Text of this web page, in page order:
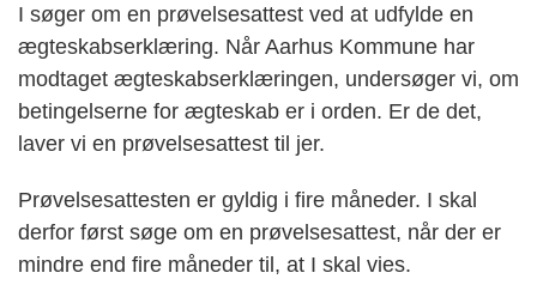
I søger om en prøvelsesattest ved at udfylde en
ægteskabserklæring. Når Aarhus Kommune har
modtaget ægteskabserklæringen, undersøger vi, om
betingelserne for ægteskab er i orden. Er de det,
laver vi en prøvelsesattest til jer.
Prøvelsesattesten er gyldig i fire måneder. I skal
derfor først søge om en prøvelsesattest, når der er
mindre end fire måneder til, at I skal vies.